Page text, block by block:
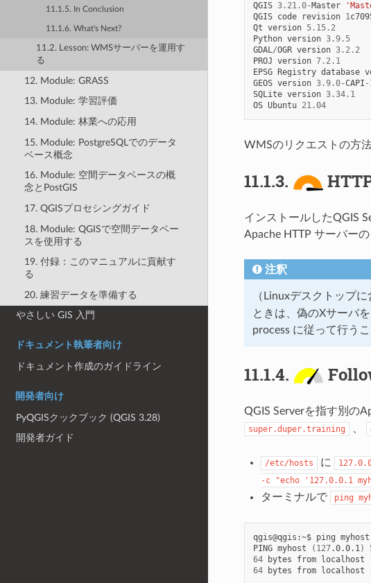
11.1.5. In Conclusion
11.1.6. What's Next?
11.2. Lesson: WMSサーバーを運用す
る
12. Module: GRASS
13. Module: 学習評価
14. Module: 林業への応用
15. Module: PostgreSQLでのデータ
ベース概念
16. Module: 空間データベースの概
念とPostGIS
17. QGISプロセシングガイド
18. Module: QGISで空間データベー
スを使用する
19. 付録：このマニュアルに貢献す
る
20. 練習データを準備する
やさしい GIS 入門
ドキュメント執筆者向け
ドキュメント作成のガイドライン
開発者向け
PyQGISクックブック (QGIS 3.28)
開発者ガイド
QGIS 3.21.0- Master
QGIS code revision 1
Qt version 5.15.2
Python version 3.9.5
GDAL/OGR version 3.2.2
PROJ version 7.2.1
EPSG
Registry database
GEOS version 3.9.0-CAPI -
SQLite version 3.34.1
OS Ubuntu 21.04
WMSのリクエストの方
11.1.3.
インストールしたQGIS
Apache HTTP サーバー
注釈
（Linuxデスクトップ
ときは、偽のXサーバ
processに従って行うこ
11.1.4.
QGIS Serverを指す別の
super.duper.training
/etc/hosts に
-c
"echo '127.0.0.1
ターミナルで
ping
qgis@qgis:~$ ping myhost
PING myhost ( 127.0.0.1)
64
bytes from localhost
64
bytes from localhost